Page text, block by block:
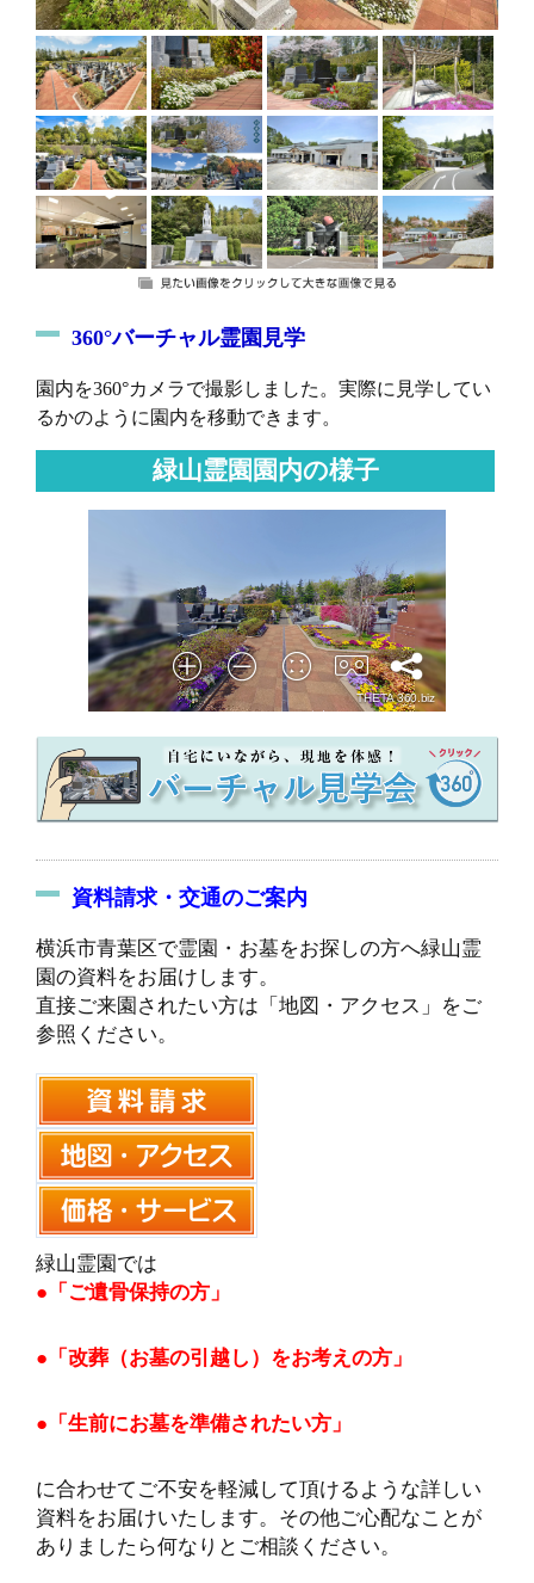
360°バーチャル霊園見学
園内を360°カメラで撮影しました。実際に見学してい
るかのように園内を移動できます。
緑山霊園園内の様子
資料請求・交通のご案内
横浜市青葉区で霊園・お墓をお探しの方へ緑山霊
園の資料をお届けします。
直接ご来園されたい方は「地図・アクセス」をご
参照ください。
緑山霊園では
●「ご遺骨保持の方」
●「改葬（お墓の引越し）をお考えの方」
●「生前にお墓を準備されたい方」
に合わせてご不安を軽減して頂けるような詳しい
資料をお届けいたします。その他ご心配なことが
ありましたら何なりとご相談ください。